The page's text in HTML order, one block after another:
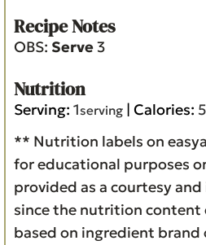
Recipe Notes
OBS: Serve3
Nutrition
Serving: 1serving | Calories:
** Nutrition labels on
for educational purposes
provided as a courtesy
since the nutrition content
based on ingredient brand